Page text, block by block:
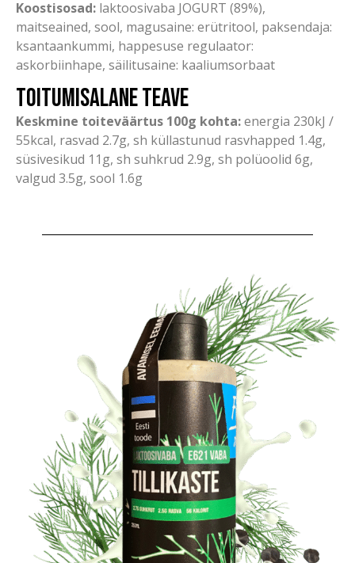
Koostisosad: laktoosivaba JOGURT (89%),
maitseained, sool, magusaine: erütritool, paksendaja:
ksantaankummi, happesuse regulaator:
askorbiinhape, säilitusaine: kaaliumsorbaat
Toitumisalane teave
Keskmine toiteväärtus 100g kohta:energia 230kJ /
55kcal, rasvad 2.7g, sh küllastunud rasvhapped 1.4g,
süsivesikud 11g, sh suhkrud 2.9g, sh polüoolid 6g,
valgud 3.5g, sool 1.6g